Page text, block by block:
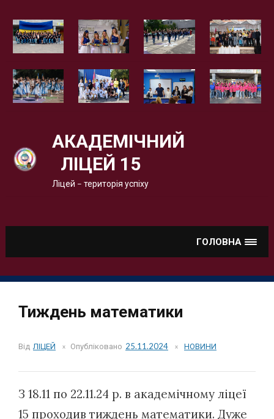
АКАДЕМІЧНИЙ
ЛІЦЕЙ 15
Ліцей – територія успіху
ГОЛОВНА
Тиждень математики
Від ЛІЦЕЙ Опубліковано 25.11.2024 НОВИНИ
З 18.11 по 22.11.24 р. в академічному ліцеї
15 проходив тиждень математики. Дуже